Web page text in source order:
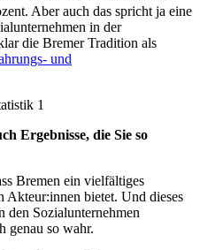
Aber auch das spricht ja eine
in der
die Bremer Tradition als
und
Ergebnisse, die Sie so
Bremen ein vielfältiges
Akteur:innen bietet. Und dieses
Sozialunternehmen
genau so wahr.